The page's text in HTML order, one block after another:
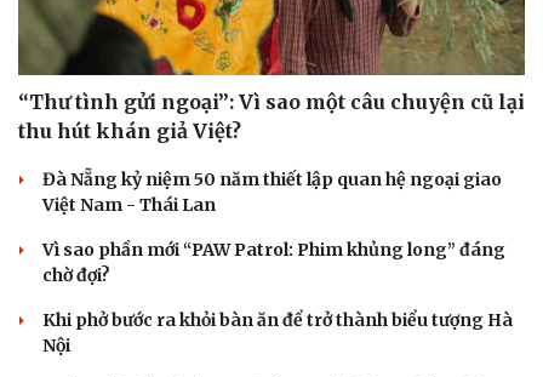
“Thư tình gửi ngoại”: Vì sao một câu chuyện cũ lại
thu hút khán giả Việt?
Đà Nẵng kỷ niệm 50 năm thiết lập quan hệ ngoại giao
Việt Nam - Thái Lan
Vì sao phần mới “PAW Patrol: Phim khủng long” đáng
chờ đợi?
Khi phở bước ra khỏi bàn ăn để trở thành biểu tượng Hà
Nội